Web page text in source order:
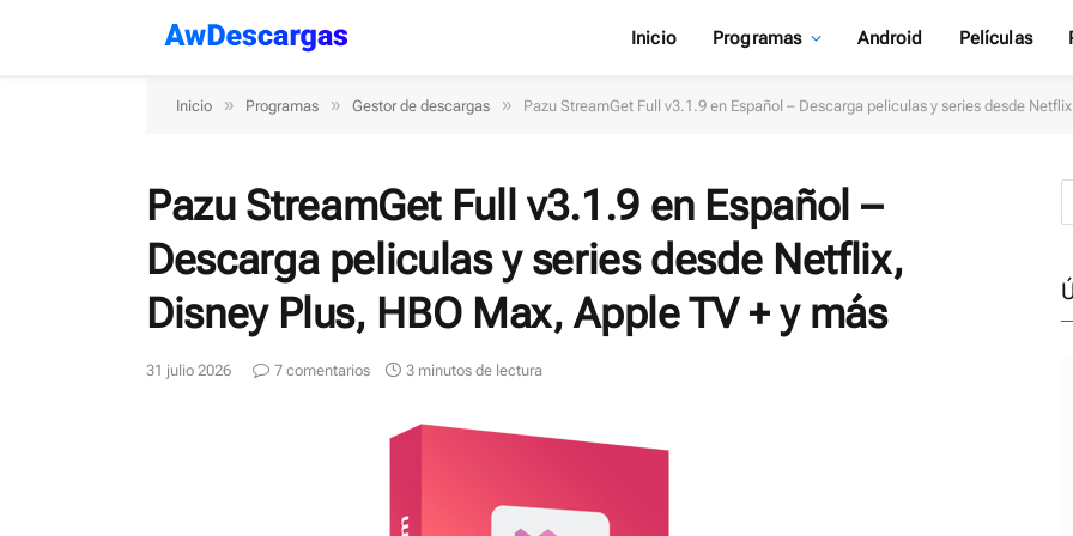
Inicio Programas Android Películas
Inicio » Programas » Gestor de descargas » Pazu StreamGet Full v3.1.9 en Español – Descarga peliculas y series desde
Pazu StreamGet Full v3.1.9 en Español –
Descarga peliculas y series desde Netflix,
Disney Plus, HBO Max, Apple TV + y más
31 julio 2026 7 comentarios 3 minutos de lectura